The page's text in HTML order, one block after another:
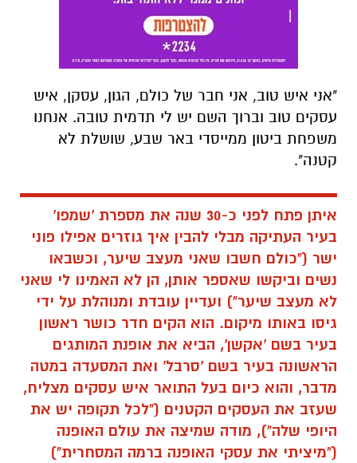
"אני איש טוב, אני חבר של כולם, הגון, עסקן, איש
עסקים טוב וברוך השם יש לי תדמית טובה. אנחנו
משפחת ביטון ממייסדי באר שבע, שושלת לא
קטנה".
איתן פתח לפני כ-30 שנה את מספרת 'שמפו'
בעיר העתיקה מבלי להבין איך גוזרים אפילו פוני
ישר ("כולם חשבו שאני מעצב שיער, וכשבאו
נשים וביקשו שאספר אותן, הן לא האמינו לי שאני
לא מעצב שיער") ועדיין עובדת ומנוהלת על ידי
גיסו באותו מיקום. הוא הקים חדר כושר ראשון
בעיר בשם 'אקשן', הביא את אופנת המותגים
הראשונה בעיר בשם 'סרבל' ואת המסעדה במטה
מדבר, והוא כיום בעל התואר איש עסקים מצליח,
שעזב את העסקים הקטנים ("לכל תקופה יש את
היופי שלה"), מודה שמיצה את עולם האופנה
("מיציתי את עסקי האופנה ברמה המסחרית")